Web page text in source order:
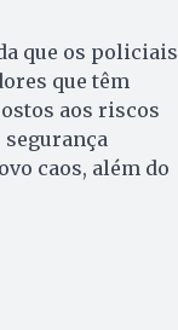
que os policiais
que têm
aos riscos
caos, além do